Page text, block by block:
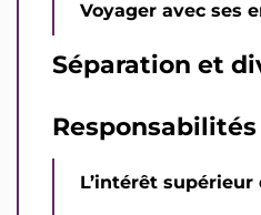
Voyager avec ses
Séparation et
L’intérêt supérieur